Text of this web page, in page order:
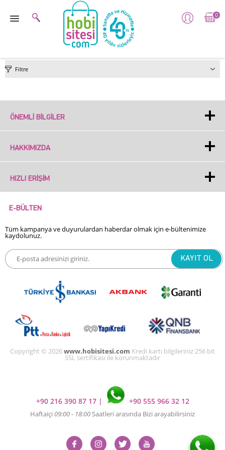
0
Filtre
ÖNEMLI BILGILER
HAKKIMIZDA
HIZLI ERIŞIM
E-BÜLTEN
Tüm kampanya ve duyurulardan haberdar olmak için e-bültenimize
kaydolunuz.
Copyright © 2026www.hobisitesi.com Kredi kartı bilgileriniz 256 bit
SSL sertifikası ile korunmaktadır
+90 216 390 87 17 | +90 555 966 32 12
Haftaiçi 09:00 - 18:00Saatleri arasında Bizi arayabilirsiniz